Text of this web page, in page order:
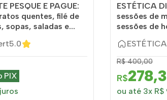
PESQUE E PAGUE:
quentes, filé de
sopas, saladas e...
5.0
PIX
ESTÉTICA
sessões de
sessões de
R$ 400,00
R$
ou até 3x